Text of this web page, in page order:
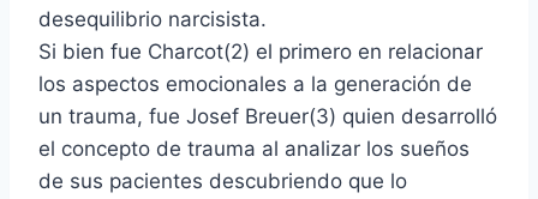
desequilibrio narcisista.
Si bien fue Charcot(2) el primero en relacionar
los aspectos emocionales a la generación de
un trauma, fue Josef Breuer(3) quien desarrolló
el concepto de trauma al analizar los sueños
de sus pacientes descubriendo que lo